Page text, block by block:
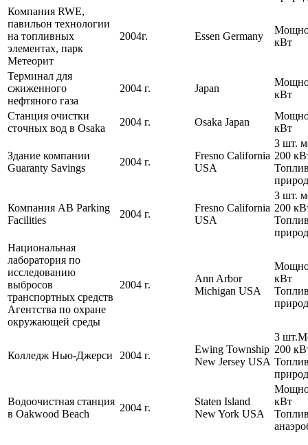
Компания RWE,
павильон технологии
на топливных
элементах, парк
Метеорит
2004г. Essen Germany
кВт
Терминал для
сжиженного
нефтяного газа
2004 г. Japan
кВт
Станция очистки
сточных вод в Osaka
2004 г. Osaka Japan
кВт
Здание компании
Guaranty Savings
2004 г.
Fresno California
USA
3 шт.
200
Компания AB Parking
Facilities
2004 г.
Fresno California
USA
3 шт.
200
Национальная
лаборатория по
исследованию
выбросов
транспортных средств
Агентства по охране
окружающей среды
2004 г.
Ann Arbor
Michigan USA
кВт
Колледж Нью-Джерси 2004 г.
Ewing Township
New Jersey USA
3
200
Водоочистная станция
в Oakwood Beach
2004 г.
Staten Island
New York USA
кВт